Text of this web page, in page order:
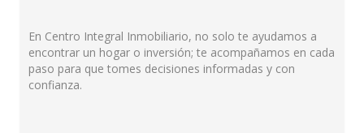
En Centro Integral Inmobiliario, no solo te ayudamos a
encontrar un hogar o inversión; te acompañamos en cada
paso para que tomes decisiones informadas y con
confianza.